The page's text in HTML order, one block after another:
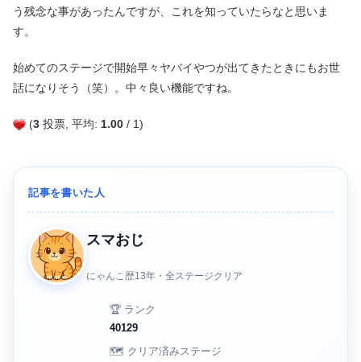
う残念な事があったんですが、これを知っていたらなと思いま
す。
始めてのステージで開始早々ヤバイやつが出てきたときにもお世
話になりそう（笑）。中々良い機能ですね。
(3 投票, 平均: 1.00 / 1)
記事を書いた人
スマおじ
にゃんこ歴13年・全ステージクリア
🏆 ランク
40129
🗺️ クリア済みステージ